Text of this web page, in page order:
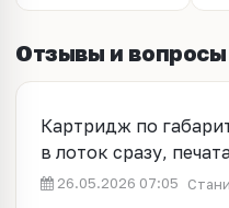
Отзывы и вопросы
Картридж по
в лоток сразу,
26.05.2026 07:05